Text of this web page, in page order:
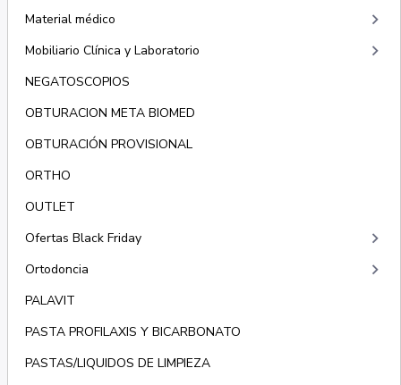
Material médico keyboard_arrow_right
Mobiliario Clínica y Laboratorio keyboard_arrow_right
NEGATOSCOPIOS
OBTURACION META BIOMED
OBTURACIÓN PROVISIONAL
ORTHO
OUTLET
Ofertas Black Friday
keyboard_arrow_right
Ortodoncia keyboard_arrow_right
PALAVIT
PASTA PROFILAXIS Y BICARBONATO
PASTAS/LIQUIDOS DE LIMPIEZA